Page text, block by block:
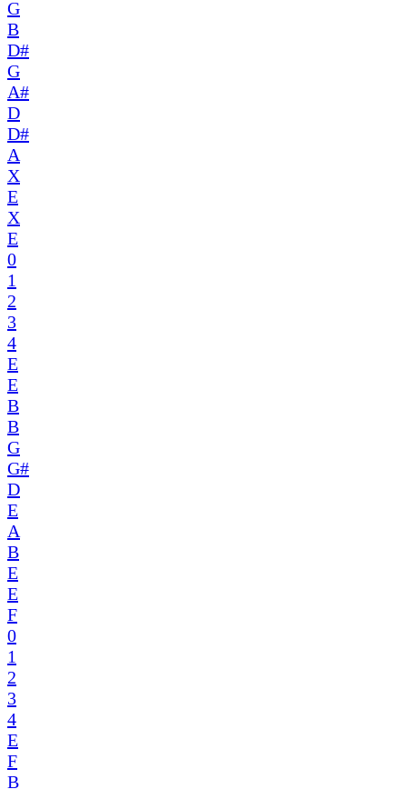
G
B
D#
G
A#
D
D#
A
X
E
X
E
0
1
2
3
4
E
E
B
B
G
G#
D
E
A
B
E
E
F
0
1
2
3
4
E
F
B